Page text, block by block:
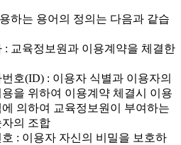
하는 용어의 정의는 다음과 같습
교육정보원과 이용계약을 체결한
호(ID) : 이용자 식별과 이용자의
을 위하여 이용계약 체결시 이용
의하여 교육정보원이 부여하는
의 조합
: 이용자 자신의 비밀을 보호하